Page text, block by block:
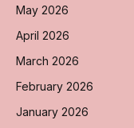
May 2026
April 2026
March 2026
February 2026
January 2026